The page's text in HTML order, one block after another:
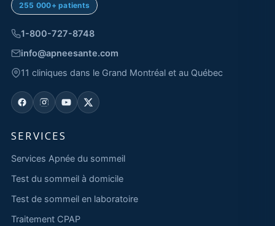
255 000+ patients
1-800-727-8748
info@apneesante.com
11 cliniques dans le Grand Montréal et au Québec
SERVICES
Services Apnée du sommeil
Test du sommeil à domicile
Test de sommeil en laboratoire
Traitement CPAP